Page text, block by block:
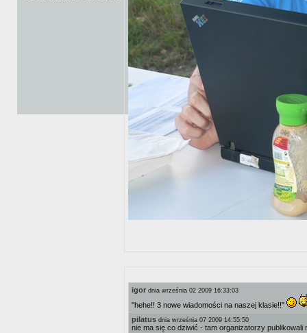
igor dnia września 02 2009 16:33:03
"hehe!! 3 nowe wiadomości na naszej klasie!!"
pilatus dnia września 07 2009 14:55:50
nie ma się co dziwić - tam organizatorzy publikowali